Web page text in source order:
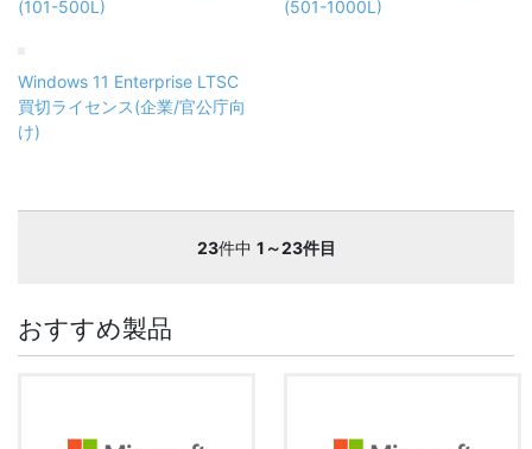
(101-500L)
(501-1000L)
Windows 11 Enterprise LTSC
買切ライセンス(企業/官公庁向
け)
23件中 1～23件目
おすすめ製品